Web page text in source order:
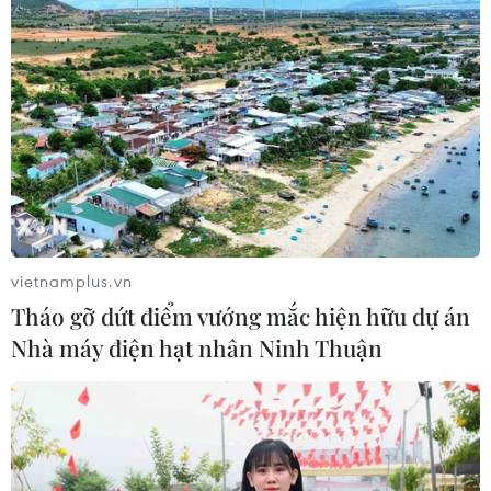
HLV Kim Sang-sik: 'Tuyển Việt Nam
hướng tới chiến thắng để giữ ngôi
đầu bảng'
06/08/2026 07:25
Chủ tịch Liên đoàn Bóng đá thế giới
chịu sức ép chưa từng có
06/08/2026 04:12
Futsal Việt Nam bất bại sau trận hòa
khó tin trước chủ nhà Thái Lan
06/08/2026 02:38
vietnamplus.vn
Tháo gỡ dứt điểm vướng mắc hiện hữu dự án
Nhà máy điện hạt nhân Ninh Thuận